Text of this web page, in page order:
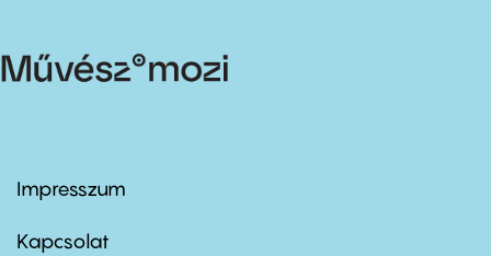
Footer
first
Impresszum
Kapcsolat